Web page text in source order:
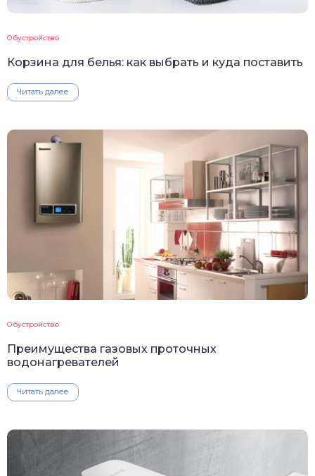
Обустройство
Корзина для белья: как выбрать и куда поставить
Читать далее
Обустройство
Преимущества газовых проточных
водонагревателей
Читать далее